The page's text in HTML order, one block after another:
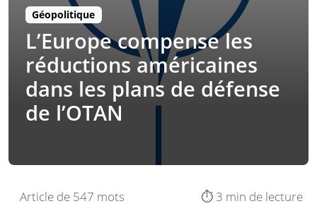
Géopolitique
L’Europe compense les
réductions américaines
dans les plans de défense
de l’OTAN
Article de 547 mots ⏱️ 3 min de lecture